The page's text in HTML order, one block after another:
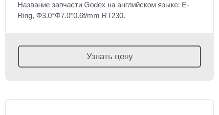
Название запчасти Godex на английском языке: E-
Ring, Φ3.0*Φ7.0*0.6t/mm RT230.
Узнать цену